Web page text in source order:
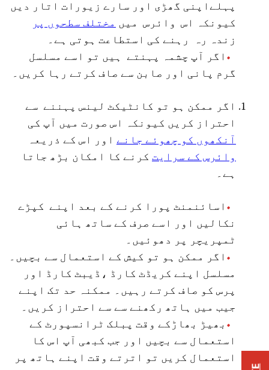
پہلےاپنی گھڑی اور سارے زیورات اتار دیں
کیونکہ اس وائرس میںمختلف سطحوں پر
زندہ رہ رہنے کی استطاعت ہوتی ہے۔
اگر آپ چشمہ پہنتے ہیں تو اسے مسلسل
گرم پانی اور صابن سے صاف کرتے رہا کریں۔
اگر ممکن ہو تو کانٹیکٹ لینس پہننے سے
احتراز کریں کیونکہ اس صورت میں آپ کی
آنکھوں کو چھوئے جانے اور اس کے ذریعہ
وائرس کے سرایت کرنے کا امکان بڑھ جاتا
ہے۔
اسائنمنٹ پورا کرنے کے بعد اپنے کپڑے
نکالیں اور اسے صرف کے ساتھ ہائی
ٹمپریچر پر دھوئیں۔
اگر ممکن ہو تو کیش کے استعمال سے بچیں۔
مسلسل اپنے کریڈٹ کارڈ ،ڈیبٹ کارڈ اور
پرس کو صاف کرتے رہیں۔ ممکنہ حد تک اپنے
جیب میں ہاتھ رکھنے سے سے احتراز کریں۔
بھیڑ بھاڑکے وقت پبلک ٹرانسپورٹ کے
استعمال سے بچیں اور جب کبھی آپ اس کا
استعمال کریں تو اترتے وقت اپنے ہاتھ پر